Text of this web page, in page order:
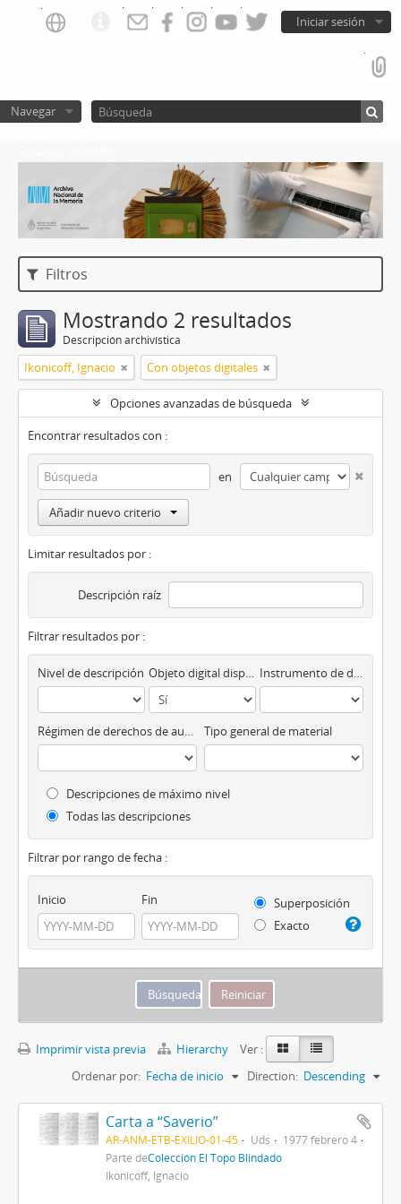
Iniciar sesión
Navegar
Filtros
Mostrando 2 resultados
Descripción archivística
Ikonicoff, Ignacio Con objetos digitales
Opciones avanzadas de búsqueda
Encontrar resultados con :
en
Añadir nuevo criterio
Limitar resultados por :
Descripción raíz
Filtrar resultados por :
Nivel de descripción Objeto digital disponibles Instrumento de descripción
Régimen de derechos de autor Tipo general de material
Descripciones de máximo nivel
Todas las descripciones
Filtrar por rango de fecha :
Inicio Fin
Superposición
Exacto
Imprimir vista previa Hierarchy
Ver :
Ordenar por: Fecha de inicio Direction: Descending
Carta a “Saverio”
AR-ANM-ETB-EXILIO-01-45 Uds
1977 febrero 4
Parte deColección El Topo Blindado
Ikonicoff, Ignacio